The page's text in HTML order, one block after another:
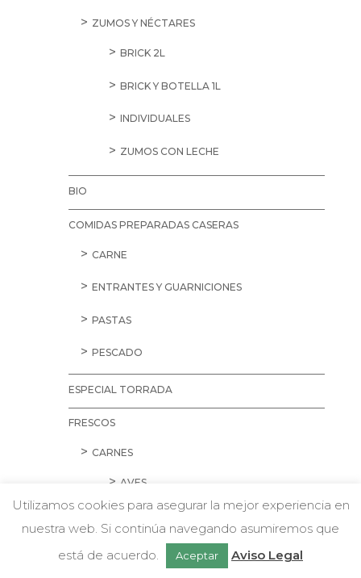
ZUMOS Y NÉCTARES
BRICK 2L
BRICK Y BOTELLA 1L
INDIVIDUALES
ZUMOS CON LECHE
BIO
COMIDAS PREPARADAS CASERAS
CARNE
ENTRANTES Y GUARNICIONES
PASTAS
PESCADO
ESPECIAL TORRADA
FRESCOS
CARNES
AVES
CARNE PICADA
CERDO w Chatea con nosotros
Utilizamos cookies para asegurar la mejor experiencia en
nuestra web. Si continúa navegando asumiremos que
está de acuerdo.
Aceptar Aviso Legal